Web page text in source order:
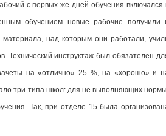
с первых же дней обучения включался
обучением новые рабочие получили
материала, над которым они работали,
Технический инструктаж был обязателен
на «отлично» 25 %, на «хорошо» и
три типа школ: для не выполняющих
Так, при отделе 15 была